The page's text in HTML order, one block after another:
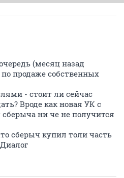
(месяц назад
продаже собственных
- стоит ли сейчас
Вроде как новая УК с
ни че не получится
сберыч купил толи часть